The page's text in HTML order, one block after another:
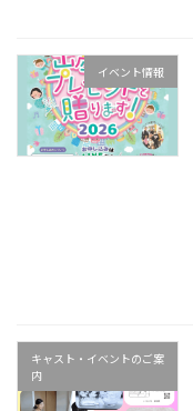
イベント情報
キャスト・イベントのご案
内